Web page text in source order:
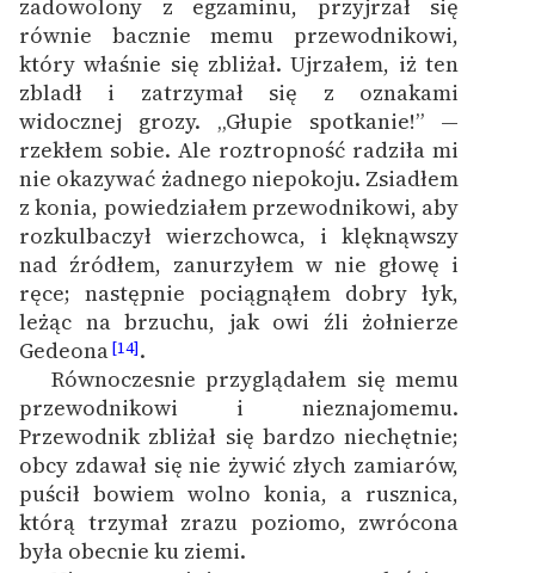
zadowolony z egzaminu, przyjrzał się
równie bacznie memu przewodnikowi,
który właśnie się zbliżał. Ujrzałem, iż ten
zbladł i zatrzymał się z oznakami
widocznej grozy. „Głupie spotkanie!” —
rzekłem sobie. Ale roztropność radziła mi
nie okazywać żadnego niepokoju. Zsiadłem
z konia, powiedziałem przewodnikowi, aby
rozkulbaczył wierzchowca, i klęknąwszy
nad źródłem, zanurzyłem w nie głowę i
ręce; następnie pociągnąłem dobry łyk,
leżąc na brzuchu, jak owi źli żołnierze
Gedeona[14].
Równoczesnie przyglądałem się memu
przewodnikowi i nieznajomemu.
Przewodnik zbliżał się bardzo niechętnie;
obcy zdawał się nie żywić złych zamiarów,
puścił bowiem wolno konia, a rusznica,
którą trzymał zrazu poziomo, zwrócona
była obecnie ku ziemi.